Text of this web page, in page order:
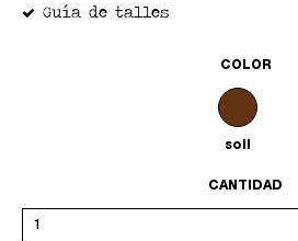
Guía de talles
COLOR
soil
CANTIDAD